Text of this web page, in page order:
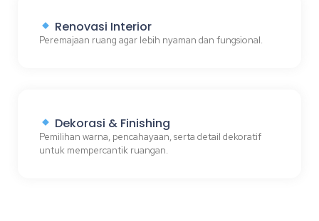
Renovasi Interior
Peremajaan ruang agar lebih nyaman dan fungsional.
Dekorasi & Finishing
Pemilihan warna, pencahayaan, serta detail dekoratif
untuk mempercantik ruangan.